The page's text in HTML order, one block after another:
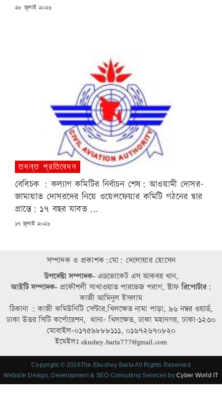
POSTED
২৮ জুলাই ২০২৬
তদন্ত প্রতিবেদন
বেবিচক : কল্যাণ কমিটির নির্বাচন শেষ: আওয়ামী দোসর-
জামায়াত দোসরদের নিয়ে ওয়েলফেয়ার কমিটি গঠনের দ্বার
প্রান্তে: ১৭ বছর যাবত ...
POSTED
১৭ জুলাই ২০২৬
সম্পাদক ও প্রকাশক:মো: দেলোয়ার হোসেন
উপদেষ্টা সম্পাদক-এডভোকেট এস আকবর খান,
আইটি সম্পাদক- প্রকৌশলী সাখাওয়াত পারভেজ পরাগ, স্টাফরিপোর্টার:
কাজী আমিনুল ইসলাম
ঠিকানা : কাজী কমিউনিটি সেন্টার,খিলক্ষেত নামা পাড়া, ৯৬ নম্বর ওয়ার্ড,
ঢাকা উত্তর সিটি কর্পোরেশন, থানা- খিলক্ষেত, ঢাকা মহানগর, ঢাকা-১২৩০
মোবাইল-০১৭৫৯৮৮৮১১১, ০১৬৭২৬৭০৮২০
ইমেইলঃ ekushey.barta777@gmail.com
Copyright © 2026The Ekushey Barta All Rights Reserved
Website Design, Development & SEO Consulting Services byCyber World IT